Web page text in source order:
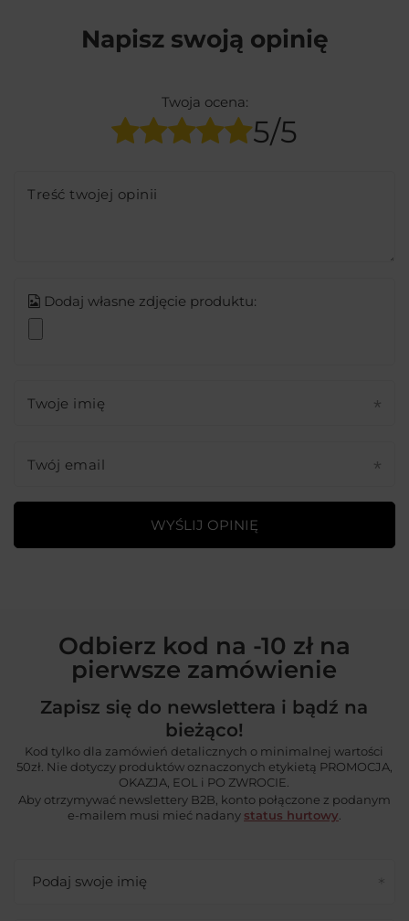
Napisz swoją opinię
Twoja ocena:
5/5
Treść twojej opinii
Dodaj własne zdjęcie produktu:
Twoje imię
Twój email
WYŚLIJ OPINIĘ
Odbierz kod na -10 zł na
pierwsze zamówienie
Zapisz się do newslettera i bądź na
bieżąco!
Kod tylko dla zamówień detalicznych o minimalnej wartości
50zł. Nie dotyczy produktów oznaczonych etykietą PROMOCJA,
OKAZJA, EOL i PO ZWROCIE.
Aby otrzymywać newslettery B2B, konto połączone z podanym
e-mailem musi mieć nadany status hurtowy.
Podaj swoje imię